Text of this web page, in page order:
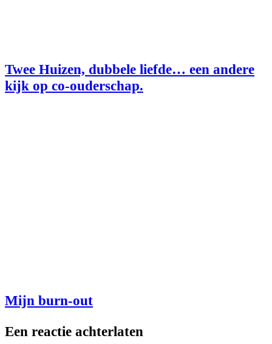
Twee Huizen, dubbele liefde… een andere
kijk op co-ouderschap.
Mijn burn-out
Een reactie achterlaten